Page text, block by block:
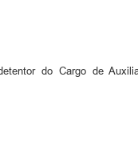
do Cargo de